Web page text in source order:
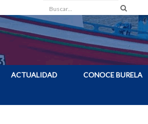
Buscar
ACTUALIDAD CONOCE BURELA